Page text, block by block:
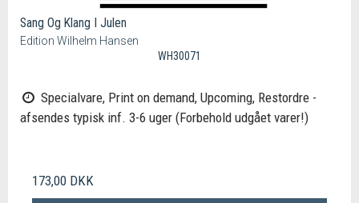
Sang Og Klang I Julen
Edition Wilhelm Hansen
WH30071
Specialvare, Print on demand, Upcoming, Restordre -
afsendes typisk inf. 3-6 uger (Forbehold udgået varer!)
173,00 DKK